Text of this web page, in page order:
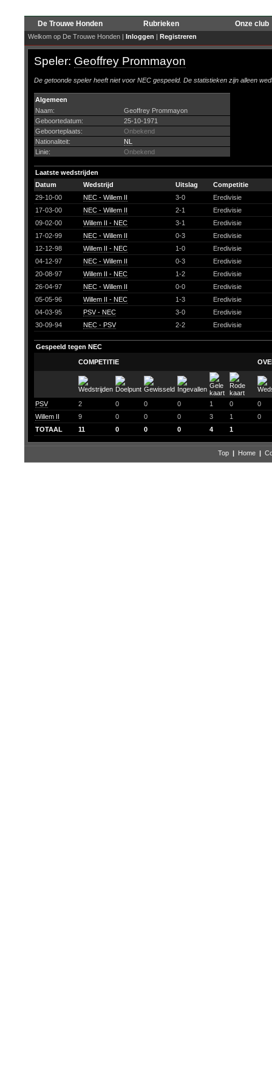
De Trouwe Honden Rubrieken Onze club
Welkom op De Trouwe Honden | Inloggen | Registreren
Speler: Geoffrey Prommayon
De getoonde speler heeft niet voor NEC gespeeld. De statistieken zijn alleen
Algemeen
Naam:
Geoffrey Prommayon
Geboortedatum:
25-10-1971
Geboorteplaats:
Onbekend
Nationaliteit:
NL
Linie:
Onbekend
Laatste wedstrijden
Datum
Wedstrijd Uitslag
Competitie
29-10-00
NEC - Willem II 3-0
Eredivisie
17-03-00
NEC - Willem II 2-1
Eredivisie
09-02-00
Willem II - NEC 3-1
Eredivisie
17-02-99
NEC - Willem II 0-3
Eredivisie
12-12-98
Willem II - NEC 1-0
Eredivisie
04-12-97
NEC - Willem II 0-3
Eredivisie
20-08-97
Willem II - NEC 1-2
Eredivisie
26-04-97
NEC - Willem II 0-0
Eredivisie
05-05-96
Willem II - NEC 1-3
Eredivisie
04-03-95
PSV - NEC 3-0
Eredivisie
30-09-94
NEC - PSV 2-2 Eredivisie
Gespeeld tegen NEC
COMPETITIE
PSV 2 0 0 0 1 0
0
Willem II
9 0 0 0 3 1
0
TOTAAL
11 0 0 0 4 1
Top | Home |